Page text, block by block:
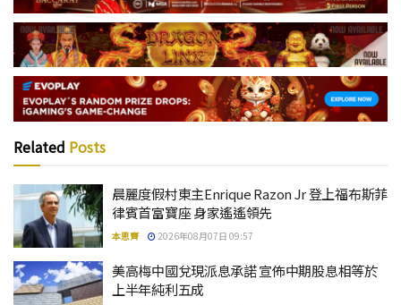
Related Posts
晨麗度假村東主Enrique Razon Jr 登上福布斯菲
律賓首富寶座 身家遙遙領先
本思齊 2026年08月07日 09:57
美高梅中國兌現派息承諾 宣佈中期股息相等於
上半年純利五成